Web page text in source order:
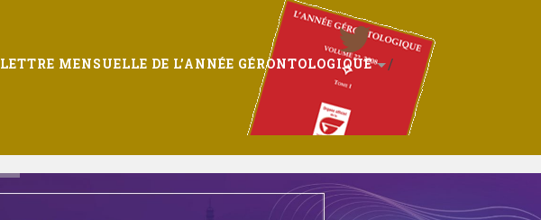
LETTRE MENSUELLE DE L’ANNÉE GÉRONTOLOGIQUE